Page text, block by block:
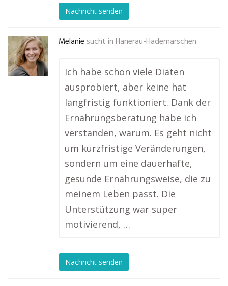
Nachricht senden
Melanie sucht in Hanerau-Hademarschen
Ich habe schon viele Diäten
ausprobiert, aber keine hat
langfristig funktioniert. Dank der
Ernährungsberatung habe ich
verstanden, warum. Es geht nicht
um kurzfristige Veränderungen,
sondern um eine dauerhafte,
gesunde Ernährungsweise, die zu
meinem Leben passt. Die
Unterstützung war super
motivierend, …
Nachricht senden